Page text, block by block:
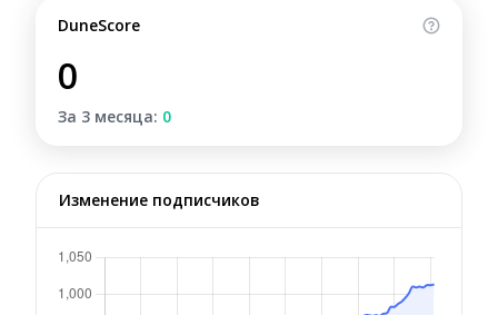
DuneScore
0
За 3 месяца: 0
Изменение подписчиков